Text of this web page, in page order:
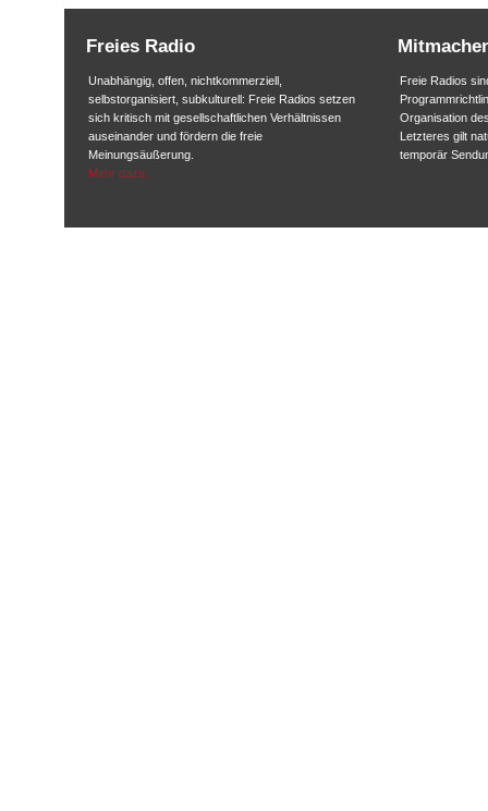
Freies Radio
Unabhängig, offen, nichtkommerziell,
selbstorganisiert, subkulturell: Freie Radios setzen
sich kritisch mit gesellschaftlichen Verhältnissen
auseinander und fördern die freie
Meinungsäußerung.
Mehr dazu.
Freie Radios
Organisation
Letzteres gilt
temporär